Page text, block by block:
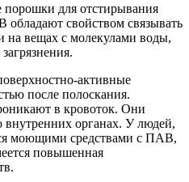
для отстирывания
свойством связывать
на вещах с молекулами воды,
активные
после полоскания.
в кровоток. Они
внутренних органах. У людей,
моющими средствами с ПАВ,
повышенная